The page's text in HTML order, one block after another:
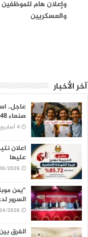
وإعلان هام للموظفين
والعسكريين
آخر الأخبار
عاجل..
صنعاء 1448 – 2026
اعلان
عليها
2026
“يمن
السرور
2026
الفرق